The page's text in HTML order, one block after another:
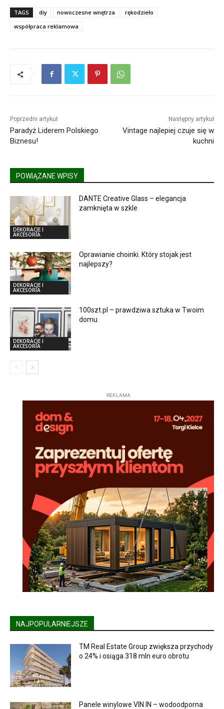
TAGS diy nowoczesne wnętrza
rękodzieło
współpraca reklamowa
Poprzedni artykuł
Paradyż Liderem Polskiego
Biznesu!
Następny artykuł
Vintage najlepiej czuje się w
kuchni
POWIĄZANE WPISY
DEKORACJE I
AKCESORIA
DANTE Creative Glass – elegancja
zamknięta w szkle
DEKORACJE I
AKCESORIA
Oprawianie choinki. Który stojak jest
najlepszy?
DEKORACJE I
AKCESORIA
100szt.pl – prawdziwa sztuka w Twoim
domu
REKLAMA
NAJPOPULARNIEJSZE
TM Real Estate Group zwiększa przychody
o 24% i osiąga 318 mln euro obrotu
Panele winylowe VIN IN – wodoodporna